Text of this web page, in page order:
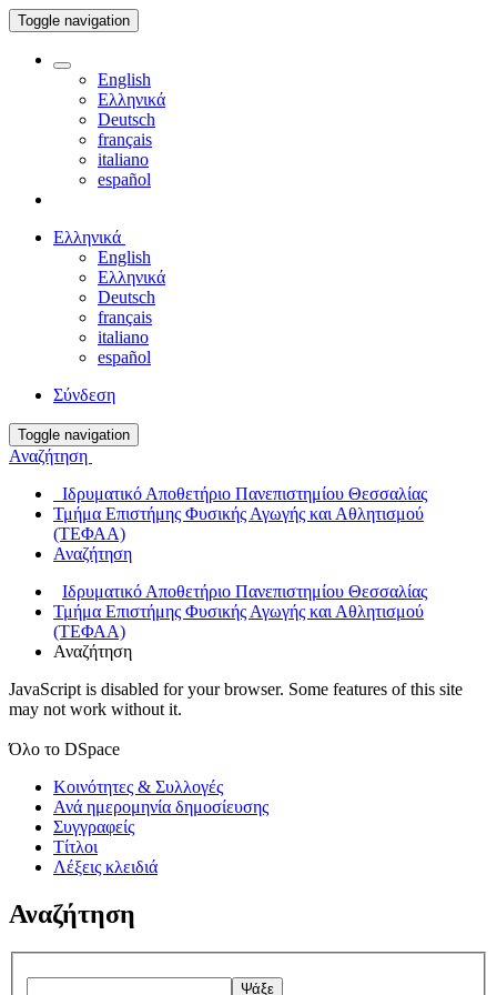
Toggle navigation
English
Ελληνικά
Deutsch
français
italiano
español
Ελληνικά
English
Ελληνικά
Deutsch
français
italiano
español
Σύνδεση
Toggle navigation
Αναζήτηση
Ιδρυματικό Αποθετήριο Πανεπιστημίου Θεσσαλίας
Τμήμα Επιστήμης Φυσικής Αγωγής και Αθλητισμού
(ΤΕΦΑΑ)
Αναζήτηση
Ιδρυματικό Αποθετήριο Πανεπιστημίου Θεσσαλίας
Τμήμα Επιστήμης Φυσικής Αγωγής και Αθλητισμού
(ΤΕΦΑΑ)
Αναζήτηση
JavaScript is disabled for your browser. Some features of this site
may not work without it.
Όλο το DSpace
Κοινότητες & Συλλογές
Ανά ημερομηνία δημοσίευσης
Συγγραφείς
Τίτλοι
Λέξεις κλειδιά
Αναζήτηση
Ψάξε